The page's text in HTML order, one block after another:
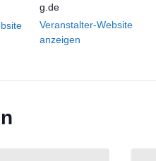
g.de
Veranstalter-Website
anzeigen